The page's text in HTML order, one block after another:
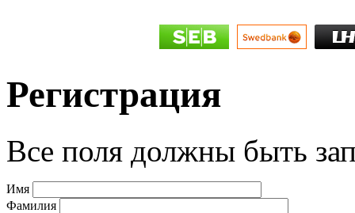
Регистрация
Все поля должны быть
Имя
Фамилия